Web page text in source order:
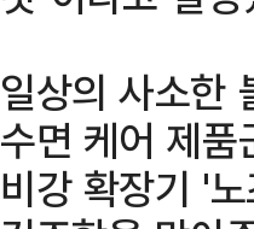
일상의 사소한
수면 케어 제
비강 확장기 '